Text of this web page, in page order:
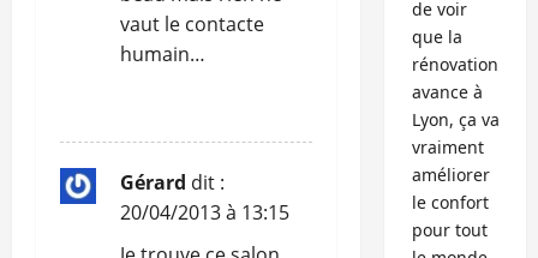
vaut le contacte
humain…
Gérard dit :
20/04/2013 à 13:15
de voir
que la
rénovation
avance à
Lyon, ça va
vraiment
améliorer
le confort
pour tout